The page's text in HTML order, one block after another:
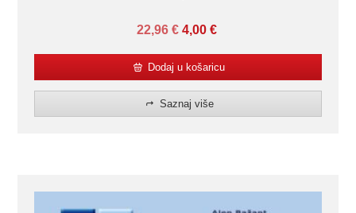
22,96€ 4,00 €
Dodaj u košaricu
Saznaj više